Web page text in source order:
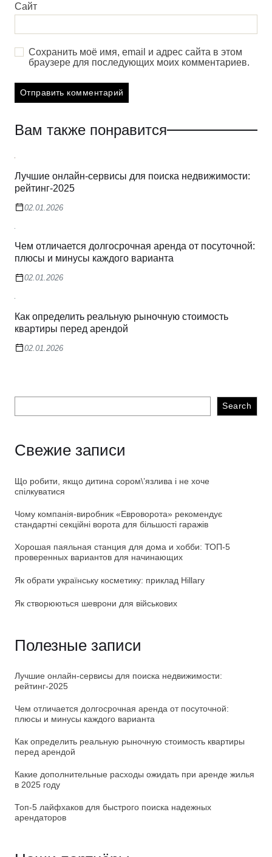
Сайт
Сохранить моё имя, email и адрес сайта в этом
браузере для последующих моих комментариев.
Вам также понравится
Лучшие онлайн-сервисы для поиска недвижимости:
рейтинг-2025
02.01.2026
Чем отличается долгосрочная аренда от посуточной:
плюсы и минусы каждого варианта
02.01.2026
Как определить реальную рыночную стоимость
квартиры перед арендой
02.01.2026
Search
Свежие записи
Що робити, якщо дитина сором\’язлива і не хоче
спілкуватися
Чому компанія-виробник «Евроворота» рекомендує
стандартні секційні ворота для більшості гаражів
Хорошая паяльная станция для дома и хобби: ТОП-5
проверенных вариантов для начинающих
Як обрати українську косметику: приклад Hillary
Як створюються шеврони для військових
Полезные записи
Лучшие онлайн-сервисы для поиска недвижимости:
рейтинг-2025
Чем отличается долгосрочная аренда от посуточной:
плюсы и минусы каждого варианта
Как определить реальную рыночную стоимость квартиры
перед арендой
Какие дополнительные расходы ожидать при аренде жилья
в 2025 году
Топ-5 лайфхаков для быстрого поиска надежных
арендаторов